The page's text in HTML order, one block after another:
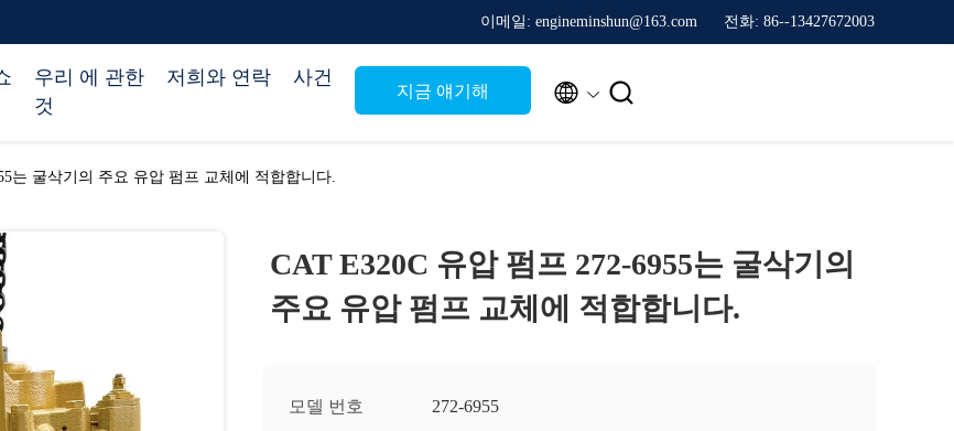
이메일: engineminshun@163.com 전화: 86--13427672003
우리 에 관한
것
저희와 연락 사건
지금 얘기해  
는 굴삭기의 주요 유압 펌프 교체에 적합합니다.
CAT E320C 유압 펌프 272-6955는 굴삭기의
주요 유압 펌프 교체에 적합합니다.
모델 번호 272-6955